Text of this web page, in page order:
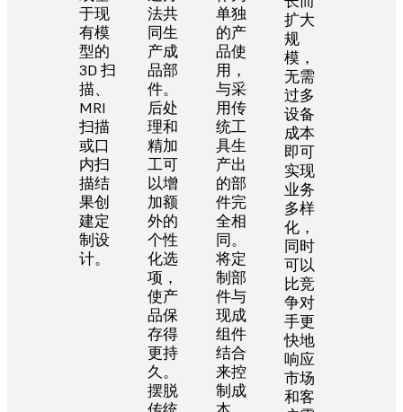
于现
有模
型的
3D 扫
描、
MRI
扫描
或口
内扫
描结
果创
建定
制设
计。
法共
同生
产成
品部
件。
后处
理和
精加
工可
以增
加额
外的
个性
化选
项，
使产
品保
存得
更持
久。
摆脱
单独
的产
品使
用，
与采
用传
统工
具生
产出
的部
件完
全相
同。
将定
制部
件与
现成
组件
结合
来控
制成
扩大
规
模，
无需
过多
设备
成本
即可
实现
业务
多样
化，
同时
可以
比竞
争对
手更
快地
响应
市场
和客